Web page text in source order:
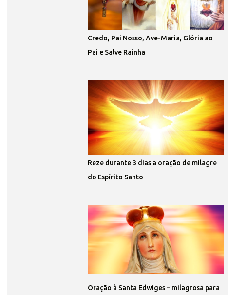
Credo, Pai Nosso, Ave-Maria, Glória ao
Pai e Salve Rainha
Reze durante 3 dias a oração de milagre
do Espírito Santo
Oração à Santa Edwiges – milagrosa para